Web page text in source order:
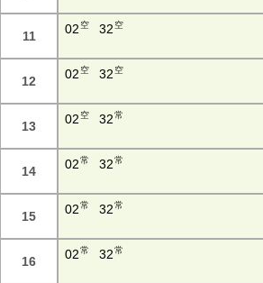
11 02 空 32 空
12 02 空 32 空
13 02 空 32常
14 02常 32常
15 02常 32常
16 02常 32常